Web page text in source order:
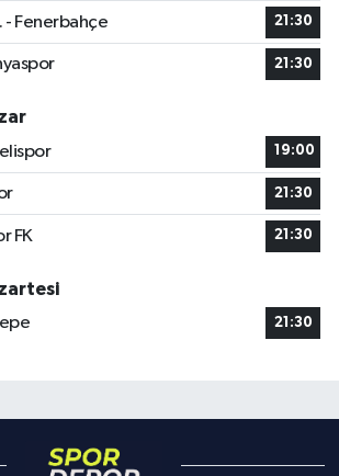
- Fenerbahçe 21:30
21:30
19:00
21:30
FK 21:30
21:30